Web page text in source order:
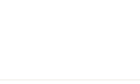
è di circa
la